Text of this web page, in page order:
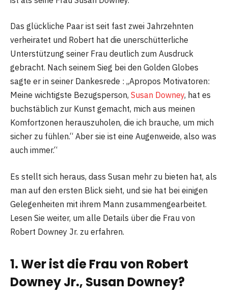
Das glückliche Paar ist seit fast zwei Jahrzehnten
verheiratet und Robert hat die unerschütterliche
Unterstützung seiner Frau deutlich zum Ausdruck
gebracht. Nach seinem Sieg bei den Golden Globes
sagte er in seiner Dankesrede : „Apropos Motivatoren:
Meine wichtigste Bezugsperson, Susan Downey, hat es
buchstäblich zur Kunst gemacht, mich aus meinen
Komfortzonen herauszuholen, die ich brauche, um mich
sicher zu fühlen.“ Aber sie ist eine Augenweide, also was
auch immer.“
Es stellt sich heraus, dass Susan mehr zu bieten hat, als
man auf den ersten Blick sieht, und sie hat bei einigen
Gelegenheiten mit ihrem Mann zusammengearbeitet.
Lesen Sie weiter, um alle Details über die Frau von
Robert Downey Jr. zu erfahren.
1. Wer ist die Frau von Robert
Downey Jr., Susan Downey?